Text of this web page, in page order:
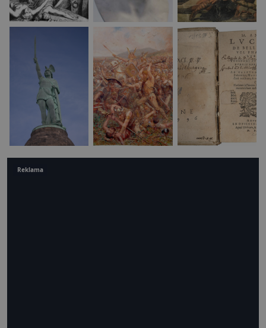
Reklama